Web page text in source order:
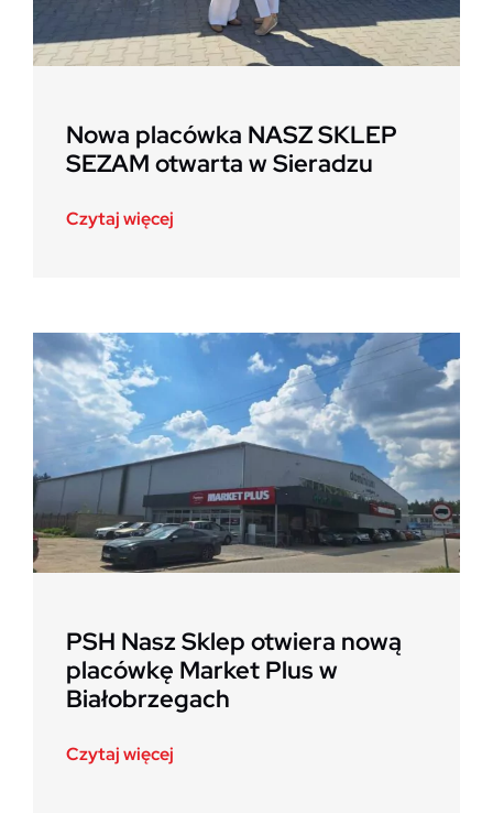
Nowa placówka NASZ SKLEP
SEZAM otwarta w Sieradzu
Czytaj więcej
PSH Nasz Sklep otwiera nową
placówkę Market Plus w
Białobrzegach
Czytaj więcej